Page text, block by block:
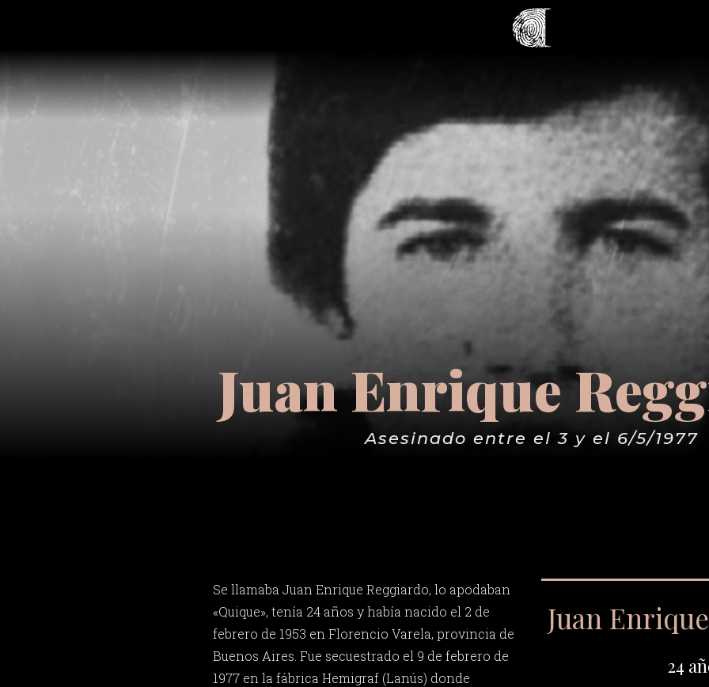
Juan Enrique
Asesinado entre el 3 y el 6/5/1977
Se llamaba Juan Enrique Reggiardo, lo apodaban
«Quique», tenía 24 años y había nacido el 2 de
febrero de 1953 en Florencio Varela, provincia de
Buenos Aires. Fue secuestrado el 9 de febrero de
1977 en la fábrica Hemigraf (Lanús) donde
Juan
24